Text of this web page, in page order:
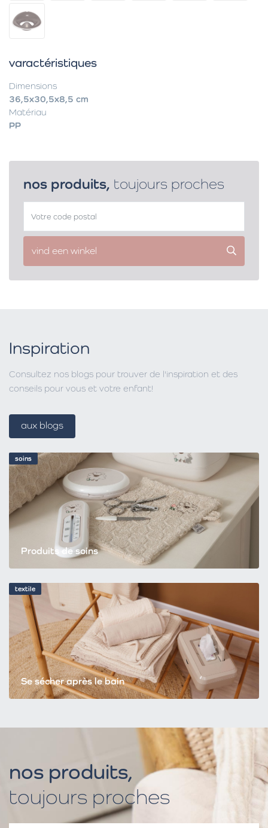
varactéristiques
Dimensions
36,5x30,5x8,5 cm
Matériau
PP
nos produits, toujours proches
vind een winkel
soins
Produits de soins
textile
Se sécher après le bain
Inspiration
Consultez nos blogs pour trouver de l'inspiration et des
conseils pour vous et votre enfant!
aux blogs
nos produits,
toujours proches